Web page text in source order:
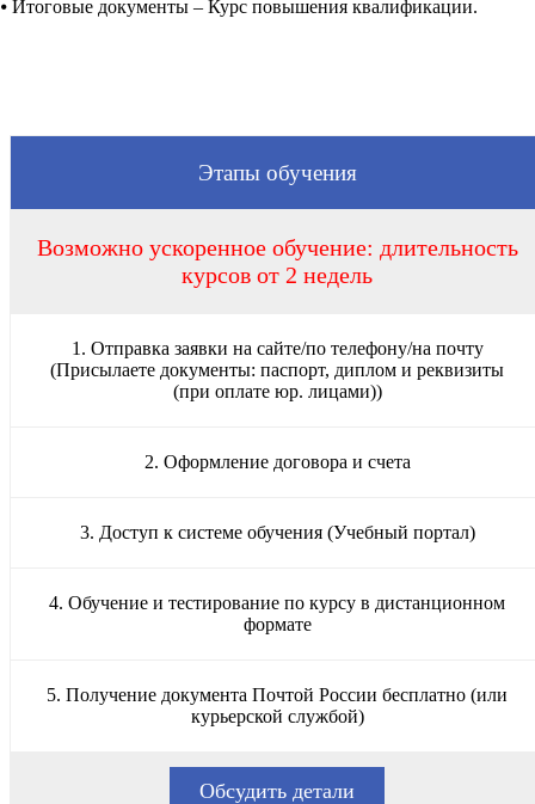
⦁ Итоговые документы – Курс повышения квалификации.
Этапы обучения
Возможно ускоренное обучение: длительность
курсов от 2 недель
1. Отправка заявки на сайте/по телефону/на почту
(Присылаете документы: паспорт, диплом и реквизиты
(при оплате юр. лицами))
2. Оформление договора и счета
3. Доступ к системе обучения (Учебный портал)
4. Обучение и тестирование по курсу в дистанционном
формате
5. Получение документа Почтой России бесплатно (или
курьерской службой)
Обсудить детали